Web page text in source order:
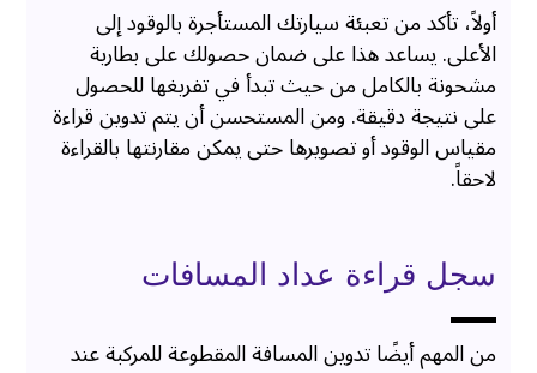
أولاً، تأكد من تعبئة سيارتك المستأجرة بالوقود إلى
الأعلى. يساعد هذا على ضمان حصولك على بطارية
مشحونة بالكامل من حيث تبدأ في تفريغها للحصول
على نتيجة دقيقة. ومن المستحسن أن يتم تدوين قراءة
مقياس الوقود أو تصويرها حتى يمكن مقارنتها بالقراءة
لاحقاً.
سجل قراءة عداد المسافات
من المهم أيضًا تدوين المسافة المقطوعة للمركبة عند